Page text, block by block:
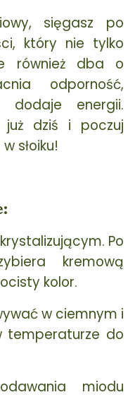
sięgasz po
który nie tylko
również dba o
odporność,
dodaje energii.
dziś i poczuj
słoiku!
Po
kremową
kolor.
w ciemnym i
temperaturze do
miodu